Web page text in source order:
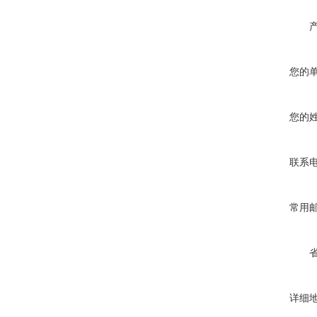
您的
您的
联系
常用
详细